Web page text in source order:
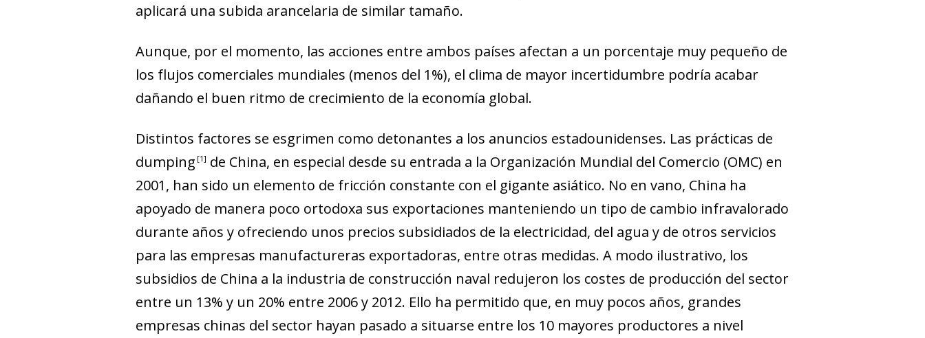
aplicará una subida arancelaria de similar tamaño.
Aunque, por el momento, las acciones entre ambos países afectan a un porcentaje muy pequeño de
los flujos comerciales mundiales (menos del 1%), el clima de mayor incertidumbre podría acabar
dañando el buen ritmo de crecimiento de la economía global.
Distintos factores se esgrimen como detonantes a los anuncios estadounidenses. Las prácticas de
dumping 1 de China, en especial desde su entrada a la Organización Mundial del Comercio (OMC) en
2001, han sido un elemento de fricción constante con el gigante asiático. No en vano, China ha
apoyado de manera poco ortodoxa sus exportaciones manteniendo un tipo de cambio infravalorado
durante años y ofreciendo unos precios subsidiados de la electricidad, del agua y de otros servicios
para las empresas manufactureras exportadoras, entre otras medidas. A modo ilustrativo, los
subsidios de China a la industria de construcción naval redujeron los costes de producción del sector
entre un 13% y un 20% entre 2006 y 2012. Ello ha permitido que, en muy pocos años, grandes
empresas chinas del sector hayan pasado a situarse entre los 10 mayores productores a nivel